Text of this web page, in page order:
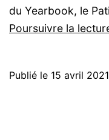
du Yearbook, le
Poursuivre la
Publié le 15 avril 2021